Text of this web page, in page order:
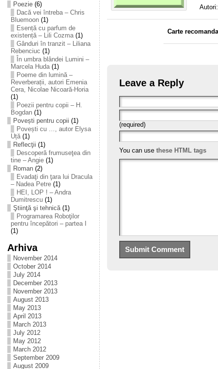
Poezie(6)
Dacă vei întreba – Chris
Bluemoon(1)
Esență cu parfum de
existență – Lili Cozma(1)
Gânduri în tranzit – Liliana
Rebenciuc (1)
În umbra blândei Lumini –
Marcela Huda(1)
Poeme din lumină –
Reverberații, autori Emenia
Cera, Nicolae Nicoară-Horia
(1)
Poezii pentru copii – H.
Bogdan(1)
Povești pentru copii (1)
Povești cu …, autor Elysa
Uță(1)
Reflecţii (1)
Descoperă frumuseţea din
tine – Angie(1)
Roman(2)
Evadaţi din ţara lui Dracula
– Nadea Petre(1)
HEI, LOP ! – Andra
Dumitrescu(1)
Ştiinţă şi tehnică(1)
Programarea Roboţilor
pentru începători – partea I
(1)
Arhiva
November 2014
October 2014
July 2014
December 2013
November 2013
August 2013
May 2013
April 2013
March 2013
July 2012
May 2012
March 2012
September 2009
August 2009
Carte
Leave a Reply
(required)
You can use these HTML tags